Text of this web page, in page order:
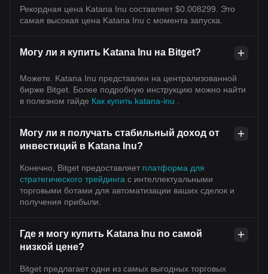
Рекордная цена Katana Inu составляет $0.008299. Это
самая высокая цена Katana Inu с момента запуска.
Могу ли я купить Katana Inu на Bitget?
Можете. Katana Inu представлен на централизованной
бирже Bitget. Более подробную инструкцию можно найти
в полезном гайде Как купить katana-inu
Могу ли я получать стабильный доход от
инвестиций в Katana Inu?
Конечно, Bitget предоставляет платформа для
стратегического трейдинга с интеллектуальными
торговыми ботами для автоматизации ваших сделок и
получения прибыли.
Где я могу купить Katana Inu по самой
низкой цене?
Bitget предлагает одни из самых выгодных торговых